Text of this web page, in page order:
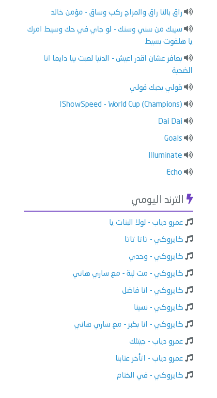
راق بالنا راق والمزاج ركب وساق - مؤمن خالد
سيبك من سني وسنك - لو جاي في حك وسيط امرك
يا هلفوت بسيط
بعافر عشان اقدر اعيش - الدنيا لعبت بيا دايما انا
الضحية
قولي بحبك قولي
IShowSpeed - World Cup (Champions)
Dai Dai
Goals
Illuminate
Echo
الترند اليومي
عمرو دياب - لولا البنات يا
كايروكي - تاتا تاتا
كايروكي - وحدي
كايروكي - مت لية - مع ساري هاني
كايروكي - انا فاضل
كايروكي - نسينا
كايروكي - انا بكبر - مع ساري هاني
عمرو دياب - جيتلك
عمرو دياب - اتأخر عتابنا
كايروكي - في الختام